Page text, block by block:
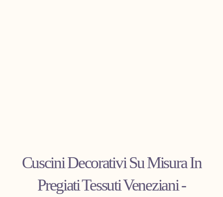
C
Cuscini Decorativi Su Misura In
Pregiati Tessuti Veneziani -